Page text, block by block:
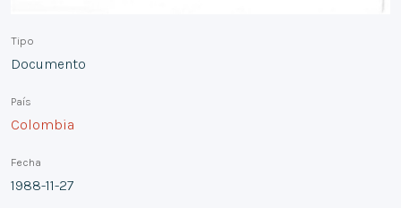
Tipo
Documento
País
Colombia
Fecha
1988-11-27